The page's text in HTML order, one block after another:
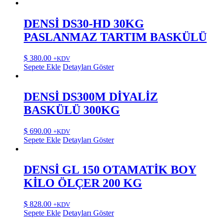
DENSİ DS30-HD 30KG
PASLANMAZ TARTIM BASKÜLÜ
$ 380.00 +KDV
Sepete Ekle Detayları Göster
DENSİ DS300M DİYALİZ
BASKÜLÜ 300KG
$ 690.00 +KDV
Sepete Ekle Detayları Göster
DENSİ GL 150 OTAMATİK BOY
KİLO ÖLÇER 200 KG
$ 828.00 +KDV
Sepete Ekle Detayları Göster